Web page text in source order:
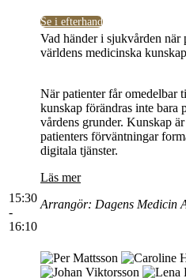
Se i efterhand
15:30
-
16:10
Vad händer i sjukvården
världens medicinska
När patienter får omedelbar
kunskap förändras inte bara
vårdens grunder. Kunskap
patienters förväntningar
digitala tjänster.
Läs mer
Arrangör: Dagens Medicin